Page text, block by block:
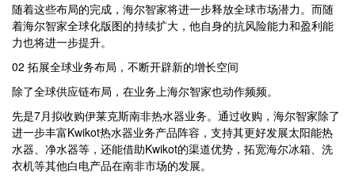
随着这些布局的完成，海尔智家将进一步释放全球市场潜力。而随
着海尔智家全球化版图的持续扩大，他自身的抗风险能力和盈利能
力也将进一步提升。
02 拓展全球业务布局，不断开辟新的增长空间
除了全球供应链布局，在业务上海尔智家也动作频频。
先是7月拟收购伊莱克斯南非热水器业务。通过收购，海尔智家除了
进一步丰富Kwikot热水器业务产品阵容，支持其更好发展太阳能热
水器、净水器等，还能借助Kwikot的渠道优势，拓宽海尔冰箱、洗
衣机等其他白电产品在南非市场的发展。